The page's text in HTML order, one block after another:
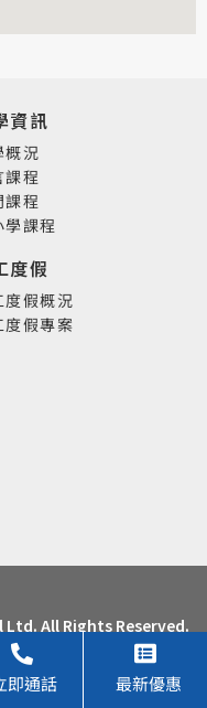
資訊
概況
課程
課程
學課程
度假
度假概況
度假專案
All Rights Reserved.
即通話 最新優惠